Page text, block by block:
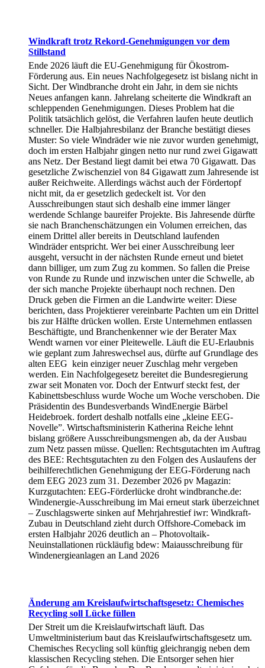
Windkraft trotz Rekord-Genehmigungen vor dem
Stillstand
Ende 2026 läuft die EU-Genehmigung für Ökostrom-
Förderung aus. Ein neues Nachfolgegesetz ist bislang nicht in
Sicht. Der Windbranche droht ein Jahr, in dem sie nichts
Neues anfangen kann. Jahrelang scheiterte die Windkraft an
schleppenden Genehmigungen. Dieses Problem hat die
Politik tatsächlich gelöst, die Verfahren laufen heute deutlich
schneller. Die Halbjahresbilanz der Branche bestätigt dieses
Muster: So viele Windräder wie nie zuvor wurden genehmigt,
doch im ersten Halbjahr gingen netto nur rund zwei Gigawatt
ans Netz. Der Bestand liegt damit bei etwa 70 Gigawatt. Das
gesetzliche Zwischenziel von 84 Gigawatt zum Jahresende ist
außer Reichweite. Allerdings wächst auch der Fördertopf
nicht mit, da er gesetzlich gedeckelt ist. Vor den
Ausschreibungen staut sich deshalb eine immer länger
werdende Schlange baureifer Projekte. Bis Jahresende dürfte
sie nach Branchenschätzungen ein Volumen erreichen, das
einem Drittel aller bereits in Deutschland laufenden
Windräder entspricht. Wer bei einer Ausschreibung leer
ausgeht, versucht in der nächsten Runde erneut und bietet
dann billiger, um zum Zug zu kommen. So fallen die Preise
von Runde zu Runde und inzwischen unter die Schwelle, ab
der sich manche Projekte überhaupt noch rechnen. Den
Druck geben die Firmen an die Landwirte weiter: Diese
berichten, dass Projektierer vereinbarte Pachten um ein Drittel
bis zur Hälfte drücken wollen. Erste Unternehmen entlassen
Beschäftigte, und Branchenkenner wie der Berater Max
Wendt warnen vor einer Pleitewelle. Läuft die EU-Erlaubnis
wie geplant zum Jahreswechsel aus, dürfte auf Grundlage des
alten EEG kein einziger neuer Zuschlag mehr vergeben
werden. Ein Nachfolgegesetz bereitet die Bundesregierung
zwar seit Monaten vor. Doch der Entwurf steckt fest, der
Kabinettsbeschluss wurde Woche um Woche verschoben. Die
Präsidentin des Bundesverbands WindEnergie Bärbel
Heidebroek. fordert deshalb notfalls eine „kleine EEG-
Novelle”. Wirtschaftsministerin Katherina Reiche lehnt
bislang größere Ausschreibungsmengen ab, da der Ausbau
zum Netz passen müsse. Quellen: Rechtsgutachten im Auftrag
des BEE: Rechtsgutachten zu den Folgen des Auslaufens der
beihilferechtlichen Genehmigung der EEG-Förderung nach
dem EEG 2023 zum 31. Dezember 2026 pv Magazin:
Kurzgutachten: EEG-Förderlücke droht windbranche.de:
Windenergie-Ausschreibung im Mai erneut stark überzeichnet
– Zuschlagswerte sinken auf Mehrjahrestief iwr: Windkraft-
Zubau in Deutschland zieht durch Offshore-Comeback im
ersten Halbjahr 2026 deutlich an – Photovoltaik-
Neuinstallationen rückläufig bdew: Maiausschreibung für
Windenergieanlagen an Land 2026
Änderung am Kreislaufwirtschaftsgesetz: Chemisches
Recycling soll Lücke füllen
Der Streit um die Kreislaufwirtschaft läuft. Das
Umweltministerium baut das Kreislaufwirtschaftsgesetz um.
Chemisches Recycling soll künftig gleichrangig neben dem
klassischen Recycling stehen. Die Entsorger sehen hier